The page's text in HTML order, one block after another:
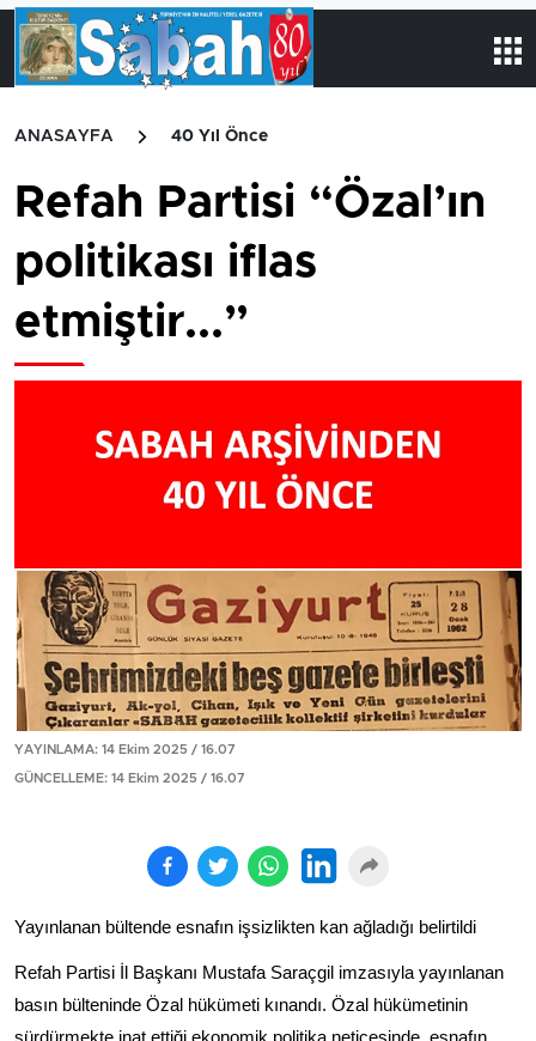
ANASAYFA 40 Yıl Önce
Refah Partisi “Özal’ın
politikası iflas
etmiştir...”
YAYINLAMA: 14 Ekim 2025 / 16.07
GÜNCELLEME: 14 Ekim 2025 / 16.07
Yayınlanan bültende esnafın işsizlikten kan ağladığı belirtildi
Refah Partisi İl Başkanı Mustafa Saraçgil imzasıyla yayınlanan
basın bülteninde Özal hükümeti kınandı. Özal hükümetinin